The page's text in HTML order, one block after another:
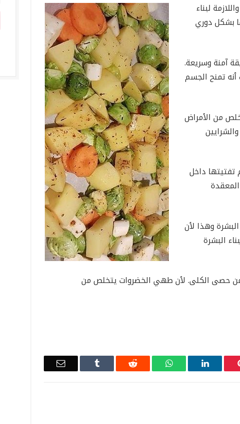
لبناء
بشكل دوري
آمنة وسريعة.
أنه تمنح الجسم
من الأمراض
تفتيتها داخل
وهذا لأن
البشرة
من حصى الكلى. لأن طهي الخضروات يتخلص من
Pinterest
LinkedIn
WhatsApp
Reddit
Tumblr
Email